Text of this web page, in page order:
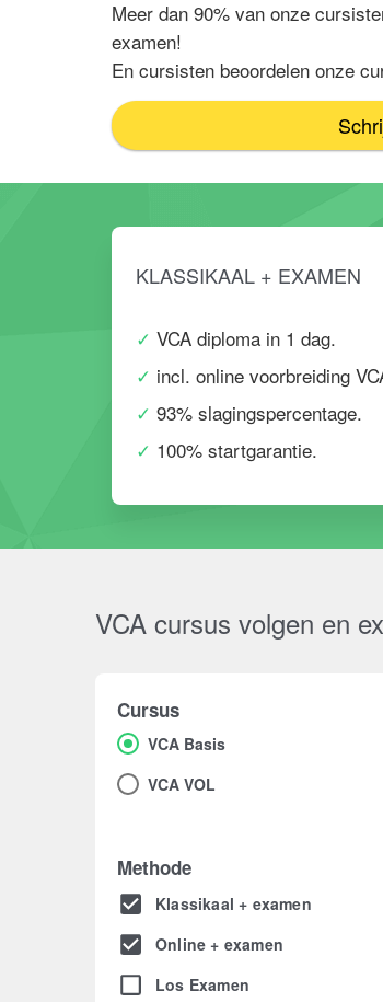
Meer dan 90% van onze
examen!
En cursisten beoordelen onze
KLASSIKAAL + EXAMEN
VCA diploma in 1 dag.
incl. online voorbreiding
93% slagingspercentage.
100% startgarantie.
VCA cursus volgen en
Cursus
VCA Basis
VCA VOL
Methode
Klassikaal + examen
Online + examen
Los Examen